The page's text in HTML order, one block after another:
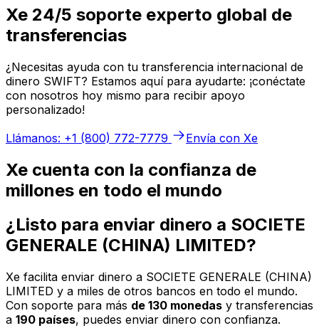
Xe 24/5 soporte experto global de
transferencias
¿Necesitas ayuda con tu transferencia internacional de
dinero SWIFT? Estamos aquí para ayudarte: ¡conéctate
con nosotros hoy mismo para recibir apoyo
personalizado!
Llámanos: +1 (800) 772-7779
Envía con Xe
Xe cuenta con la confianza de
millones en todo el mundo
¿Listo para enviar dinero a SOCIETE
GENERALE (CHINA) LIMITED?
Xe facilita enviar dinero a SOCIETE GENERALE (CHINA)
LIMITED y a miles de otros bancos en todo el mundo.
Con soporte para más de 130 monedas y transferencias
a 190 países, puedes enviar dinero con confianza.